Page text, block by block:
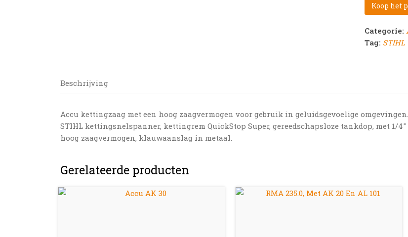
Koop het
Categorie:
Tag: STIHL
Beschrijving
Accu kettingzaag met een hoog zaagvermogen voor gebruik in geluidsgevoelige omgevingen.
STIHL kettingsnelspanner, kettingrem QuickStop Super, gereedschapsloze tankdop, met 1/
hoog zaagvermogen, klauwaanslag in metaal.
Gerelateerde producten